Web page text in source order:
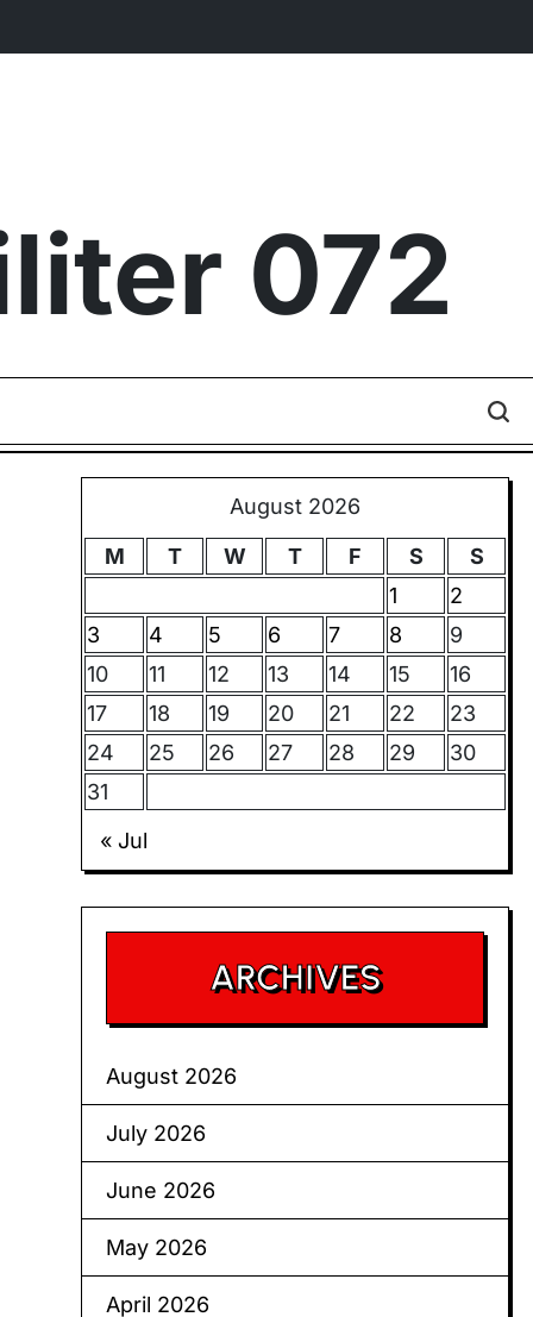
072
August 2026
M
T W T F S
S
1
2
3
4 5 6 7 8
9
10
11 12 13 14 15
16
17
18 19 20 21 22
23
24
25 26 27 28 29
30
31
« Jul
ARCHIVES
August 2026
July 2026
June 2026
May 2026
April 2026